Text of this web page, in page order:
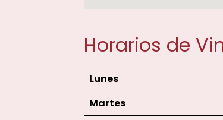
Horarios de
Lunes
Martes